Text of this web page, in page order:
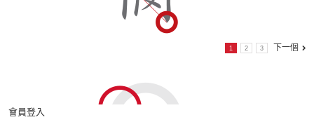
1 2 3 下一個
會員登入